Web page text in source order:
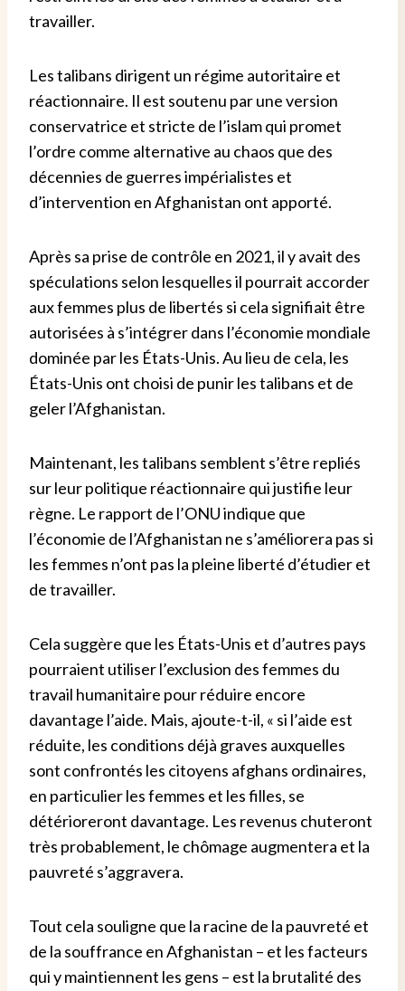
travailler.
Les talibans dirigent un régime autoritaire et
réactionnaire. Il est soutenu par une version
conservatrice et stricte de l’islam qui promet
l’ordre comme alternative au chaos que des
décennies de guerres impérialistes et
d’intervention en Afghanistan ont apporté.
Après sa prise de contrôle en 2021, il y avait des
spéculations selon lesquelles il pourrait accorder
aux femmes plus de libertés si cela signifiait être
autorisées à s’intégrer dans l’économie mondiale
dominée par les États-Unis. Au lieu de cela, les
États-Unis ont choisi de punir les talibans et de
geler l’Afghanistan.
Maintenant, les talibans semblent s’être repliés
sur leur politique réactionnaire qui justifie leur
règne. Le rapport de l’ONU indique que
l’économie de l’Afghanistan ne s’améliorera pas si
les femmes n’ont pas la pleine liberté d’étudier et
de travailler.
Cela suggère que les États-Unis et d’autres pays
pourraient utiliser l’exclusion des femmes du
travail humanitaire pour réduire encore
davantage l’aide. Mais, ajoute-t-il, « si l’aide est
réduite, les conditions déjà graves auxquelles
sont confrontés les citoyens afghans ordinaires,
en particulier les femmes et les filles, se
détérioreront davantage. Les revenus chuteront
très probablement, le chômage augmentera et la
pauvreté s’aggravera.
Tout cela souligne que la racine de la pauvreté et
de la souffrance en Afghanistan – et les facteurs
qui y maintiennent les gens – est la brutalité des